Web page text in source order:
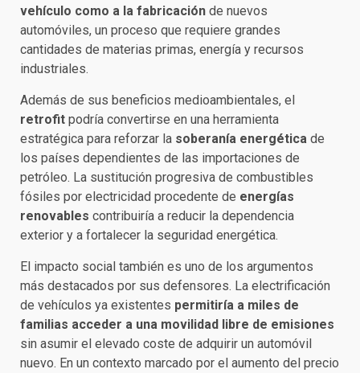
vehículo como a la fabricación de nuevos
automóviles, un proceso que requiere grandes
cantidades de materias primas, energía y recursos
industriales.
Además de sus beneficios medioambientales, el
retrofit podría convertirse en una herramienta
estratégica para reforzar la soberanía energética de
los países dependientes de las importaciones de
petróleo. La sustitución progresiva de combustibles
fósiles por electricidad procedente de energías
renovables contribuiría a reducir la dependencia
exterior y a fortalecer la seguridad energética.
El impacto social también es uno de los argumentos
más destacados por sus defensores. La electrificación
de vehículos ya existentes permitiría a miles de
familias acceder a una movilidad libre de emisiones
sin asumir el elevado coste de adquirir un automóvil
nuevo. En un contexto marcado por el aumento del precio